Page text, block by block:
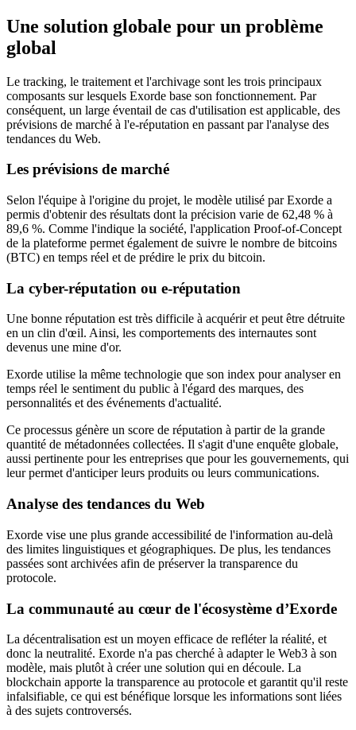
Une solution globale pour un problème
global
Le tracking, le traitement et l'archivage sont les trois principaux
composants sur lesquels Exorde base son fonctionnement. Par
conséquent, un large éventail de cas d'utilisation est applicable, des
prévisions de marché à l'e-réputation en passant par l'analyse des
tendances du Web.
Les prévisions de marché
Selon l'équipe à l'origine du projet, le modèle utilisé par Exorde a
permis d'obtenir des résultats dont la précision varie de 62,48 % à
89,6 %. Comme l'indique la société, l'application Proof-of-Concept
de la plateforme permet également de suivre le nombre de bitcoins
(BTC) en temps réel et de prédire le prix du bitcoin.
La cyber-réputation ou e-réputation
Une bonne réputation est très difficile à acquérir et peut être détruite
en un clin d'œil. Ainsi, les comportements des internautes sont
devenus une mine d'or.
Exorde utilise la même technologie que son index pour analyser en
temps réel le sentiment du public à l'égard des marques, des
personnalités et des événements d'actualité.
Ce processus génère un score de réputation à partir de la grande
quantité de métadonnées collectées. Il s'agit d'une enquête globale,
aussi pertinente pour les entreprises que pour les gouvernements, qui
leur permet d'anticiper leurs produits ou leurs communications.
Analyse des tendances du Web
Exorde vise une plus grande accessibilité de l'information au-delà
des limites linguistiques et géographiques. De plus, les tendances
passées sont archivées afin de préserver la transparence du
protocole.
La communauté au cœur de l'écosystème d’Exorde
La décentralisation est un moyen efficace de refléter la réalité, et
donc la neutralité. Exorde n'a pas cherché à adapter le Web3 à son
modèle, mais plutôt à créer une solution qui en découle. La
blockchain apporte la transparence au protocole et garantit qu'il reste
infalsifiable, ce qui est bénéfique lorsque les informations sont liées
à des sujets controversés.